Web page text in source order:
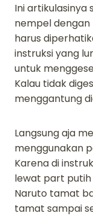
Ini artikulasinya
nempel dengan
harus
instruksi yang
untuk
Kalau tidak
menggantung
Langsung aja
menggunakan
Karena di
lewat part putih
Naruto tamat
tamat sampai